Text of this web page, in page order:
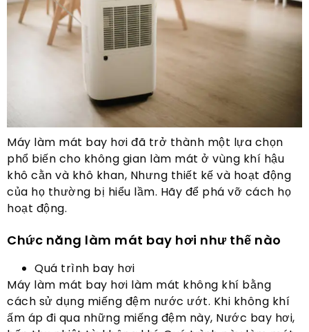
Máy làm mát bay hơi đã trở thành một lựa chọn
phổ biến cho không gian làm mát ở vùng khí hậu
khô cằn và khô khan, Nhưng thiết kế và hoạt động
của họ thường bị hiểu lầm. Hãy để phá vỡ cách họ
hoạt động.
Chức năng làm mát bay hơi như thế nào
Quá trình bay hơi
Máy làm mát bay hơi làm mát không khí bằng
cách sử dụng miếng đệm nước ướt. Khi không khí
ấm áp đi qua những miếng đệm này, Nước bay hơi,